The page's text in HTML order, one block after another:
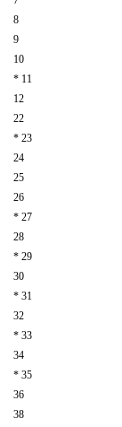
8
9
10
* 11
12
22
* 23
24
25
26
* 27
28
* 29
30
* 31
32
* 33
34
* 35
36
38